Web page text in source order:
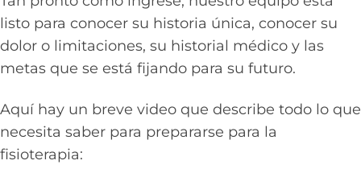
listo para conocer su historia única, conocer su
dolor o limitaciones, su historial médico y las
metas que se está fijando para su futuro.
Aquí hay un breve video que describe todo lo que
necesita saber para prepararse para la
fisioterapia: